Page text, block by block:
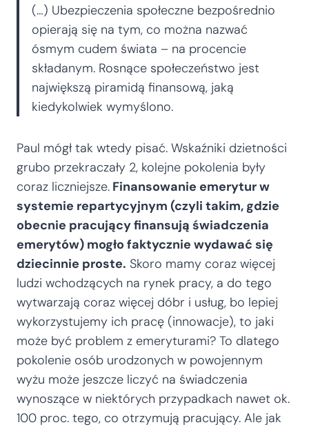
(…) Ubezpieczenia społeczne bezpośrednio
opierają się na tym, co można nazwać
ósmym cudem świata – na procencie
składanym. Rosnące społeczeństwo jest
największą piramidą finansową, jaką
kiedykolwiek wymyślono.
Paul mógł tak wtedy pisać. Wskaźniki dzietności
grubo przekraczały 2, kolejne pokolenia były
coraz liczniejsze. Finansowanie emerytur w
systemie repartycyjnym (czyli takim, gdzie
obecnie pracujący finansują świadczenia
emerytów) mogło faktycznie wydawać się
dziecinnie proste. Skoro mamy coraz więcej
ludzi wchodzących na rynek pracy, a do tego
wytwarzają coraz więcej dóbr i usług, bo lepiej
wykorzystujemy ich pracę (innowacje), to jaki
może być problem z emeryturami? To dlatego
pokolenie osób urodzonych w powojennym
wyżu może jeszcze liczyć na świadczenia
wynoszące w niektórych przypadkach nawet ok.
100 proc. tego, co otrzymują pracujący. Ale jak